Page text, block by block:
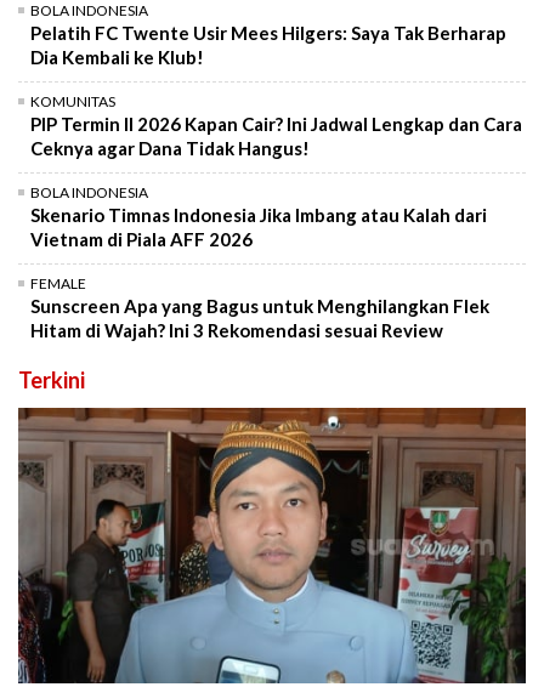
BOLA INDONESIA
Pelatih FC Twente Usir Mees Hilgers: Saya Tak Berharap
Dia Kembali ke Klub!
KOMUNITAS
PIP Termin II 2026 Kapan Cair? Ini Jadwal Lengkap dan Cara
Ceknya agar Dana Tidak Hangus!
BOLA INDONESIA
Skenario Timnas Indonesia Jika Imbang atau Kalah dari
Vietnam di Piala AFF 2026
FEMALE
Sunscreen Apa yang Bagus untuk Menghilangkan Flek
Hitam di Wajah? Ini 3 Rekomendasi sesuai Review
Terkini